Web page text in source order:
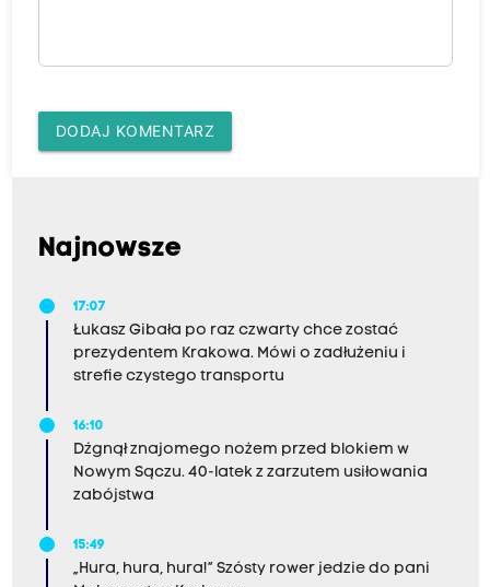
DODAJ KOMENTARZ
Najnowsze
17:07
Łukasz Gibała po raz czwarty chce zostać
prezydentem Krakowa. Mówi o zadłużeniu i
strefie czystego transportu
16:10
Dźgnął znajomego nożem przed blokiem w
Nowym Sączu. 40-latek z zarzutem usiłowania
zabójstwa
15:49
„Hura, hura, hura!” Szósty rower jedzie do pani